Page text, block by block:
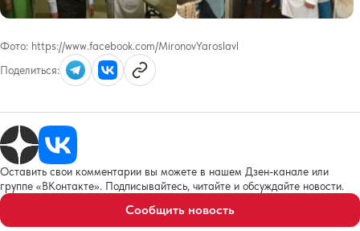
Фото: https://www.facebook.com/MironovYaroslavl
Поделиться:
Оставить свои комментарии вы можете в нашем Дзен-канале или
группе «ВКонтакте». Подписывайтесь, читайте и обсуждайте новости.
Сообщить новость